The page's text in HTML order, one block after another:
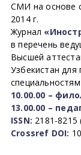
СМИ на основе
2014 г.
Журнал
в перечень
Высшей
Узбекистан для
специальностям
10.00.00 –
13.00.00 –
ISSN: 2181-8215
Crossref DOI: